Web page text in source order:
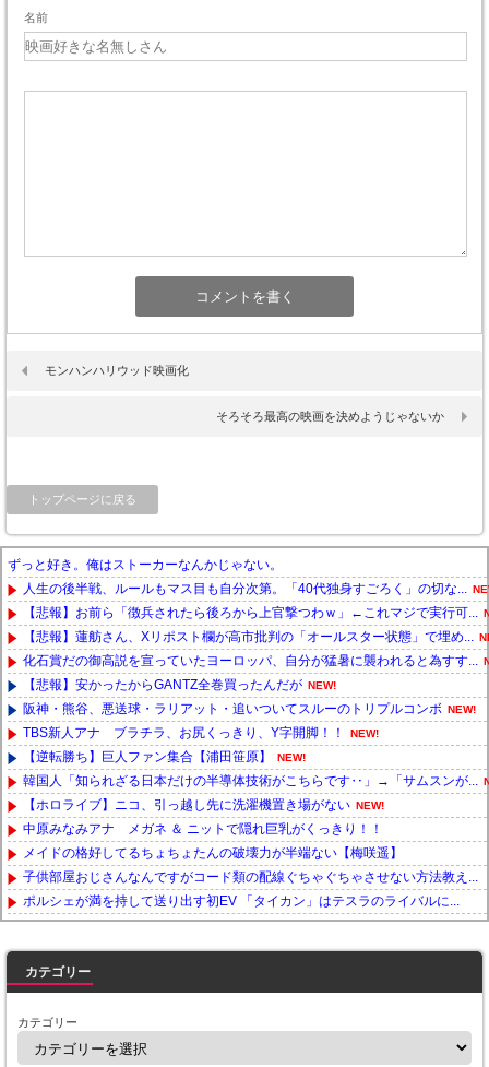
名前
モンハンハリウッド映画化
そろそろ最高の映画を決めようじゃないか
トップページに戻る
ずっと好き。俺はストーカーなんかじゃない。
人生の後半戦、ルールもマス目も自分次第。「40代独身すごろく」の切な...
【悲報】お前ら「徴兵されたら後ろから上官撃つわｗ」←これマジで実行可...
【悲報】蓮舫さん、Xリポスト欄が高市批判の「オールスター状態」で埋め...
化石賞だの御高説を宣っていたヨーロッパ、自分が猛暑に襲われると為すす...
【悲報】安かったからGANTZ全巻買ったんだが NEW!
阪神・熊谷、悪送球・ラリアット・追いついてスルーのトリプルコンボ NEW!
TBS新人アナ ブラチラ、お尻くっきり、Y字開脚！！ NEW!
【逆転勝ち】巨人ファン集合【浦田笹原】 NEW!
韓国人「知られざる日本だけの半導体技術がこちらです‥」→「サムスンが...
【ホロライブ】ニコ、引っ越し先に洗濯機置き場がない NEW!
中原みなみアナ メガネ ＆ ニットで隠れ巨乳がくっきり！！
メイドの格好してるちょちょたんの破壊力が半端ない【梅咲遥】
子供部屋おじさんなんですがコード類の配線ぐちゃぐちゃさせない方法教え...
ポルシェが満を持して送り出す初EV 「タイカン」はテスラのライバルに...
カテゴリー
カテゴリー